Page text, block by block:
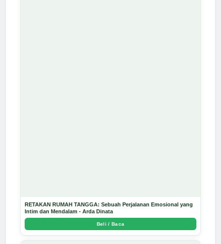
RETAKAN RUMAH TANGGA: Sebuah Perjalanan Emosional yang
Intim dan Mendalam - Arda Dinata
Beli / Baca